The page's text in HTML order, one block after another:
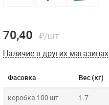
Фасовка Вес (кг)
коробка 100 шт 1.7
70,40 ₽/шт
Наличие в других магазинах